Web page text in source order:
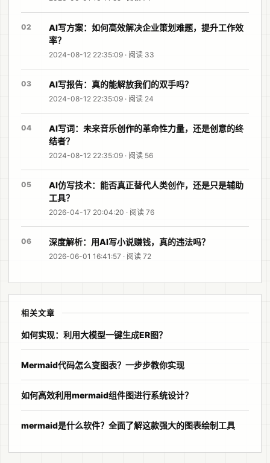
02
AI写方案：如何高效解决企业策划难题，提升工作效
率？
2024-08-12 22:35:09 · 阅读 33
03 AI写报告：真的能解放我们的双手吗？
2024-08-12 22:35:09 · 阅读 24
04
AI写词：未来音乐创作的革命性力量，还是创意的终
结者？
2024-08-12 22:35:09 · 阅读 56
05
AI仿写技术：能否真正替代人类创作，还是只是辅助
工具？
2026-04-17 20:04:20 · 阅读 76
06 深度解析：用AI写小说赚钱，真的违法吗？
2026-06-01 16:41:57 · 阅读 72
相关文章
如何实现：利用大模型一键生成ER图？
Mermaid代码怎么变图表？一步步教你实现
如何高效利用mermaid组件图进行系统设计？
mermaid是什么软件？全面了解这款强大的图表绘制工具